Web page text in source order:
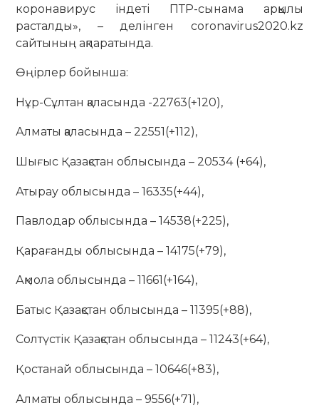
коронавирус індеті ПТР-сынама арқылы
расталды», – делінген coronavirus2020.kz
сайтының ақпаратында.
Өңірлер бойынша:
Нұр-Сұлтан қаласында -22763(+120),
Алматы қаласында – 22551(+112),
Шығыс Қазақстан облысында – 20534 (+64),
Атырау облысында – 16335(+44),
Павлодар облысында – 14538(+225),
Қарағанды облысында – 14175(+79),
Ақмола облысында – 11661(+164),
Батыс Қазақстан облысында – 11395(+88),
Солтүстік Қазақстан облысында – 11243(+64),
Қостанай облысында – 10646(+83),
Алматы облысында – 9556(+71),